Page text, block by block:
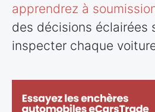
apprendrez à
des décisions éclairées
inspecter chaque